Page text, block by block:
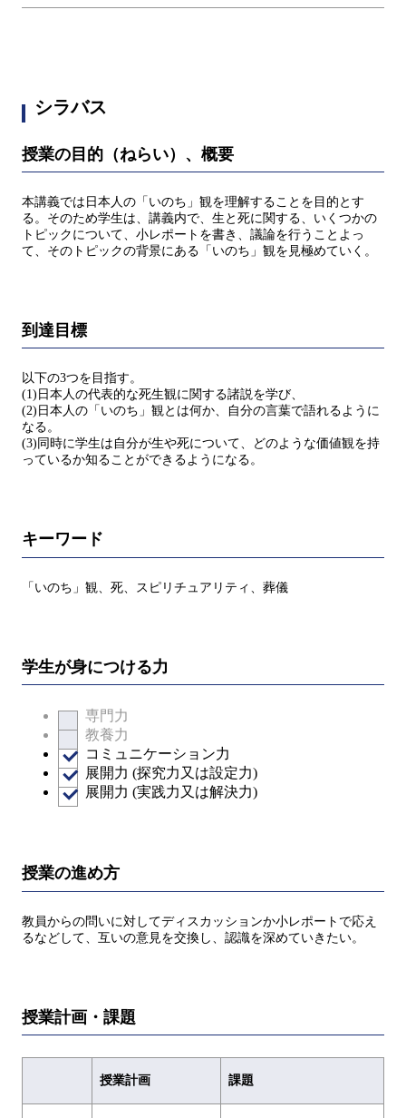
シラバス
授業の目的（ねらい）、概要
本講義では日本人の「いのち」観を理解することを目的とす
る。そのため学生は、講義内で、生と死に関する、いくつかの
トピックについて、小レポートを書き、議論を行うことよっ
て、そのトピックの背景にある「いのち」観を見極めていく。
到達目標
以下の3つを目指す。
(1)日本人の代表的な死生観に関する諸説を学び、
(2)日本人の「いのち」観とは何か、自分の言葉で語れるように
なる。
(3)同時に学生は自分が生や死について、どのような価値観を持
っているか知ることができるようになる。
キーワード
「いのち」観、死、スピリチュアリティ、葬儀
学生が身につける力
専門力
教養力
コミュニケーション力
展開力 (探究力又は設定力)
展開力 (実践力又は解決力)
授業の進め方
教員からの問いに対してディスカッションか小レポートで応え
るなどして、互いの意見を交換し、認識を深めていきたい。
授業計画・課題
授業計画 課題